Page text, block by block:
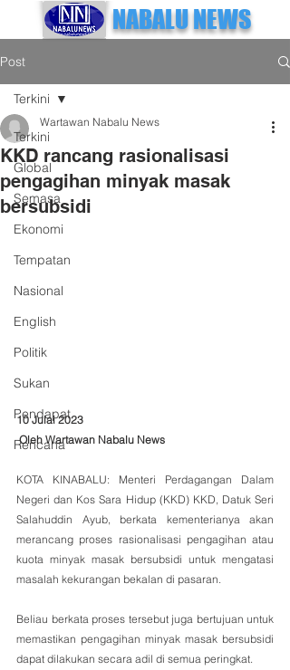
NABALU NEWS
Post
Terkini
Global
Semasa
Ekonomi
Tempatan
Nasional
English
Politik
Sukan
Pendapat
Rencana
Terkini
KKD rancang rasionalisasi
pengagihan minyak masak
bersubsidi
Wartawan Nabalu News
10 Julai 2023
Oleh Wartawan Nabalu News
KOTA KINABALU: Menteri Perdagangan Dalam
Negeri dan Kos Sara Hidup (KKD) KKD, Datuk Seri
Salahuddin Ayub, berkata kementerianya akan
merancang proses rasionalisasi pengagihan atau
kuota minyak masak bersubsidi untuk mengatasi
masalah kekurangan bekalan di pasaran.
Beliau berkata proses tersebut juga bertujuan untuk
memastikan pengagihan minyak masak bersubsidi
dapat dilakukan secara adil di semua peringkat.